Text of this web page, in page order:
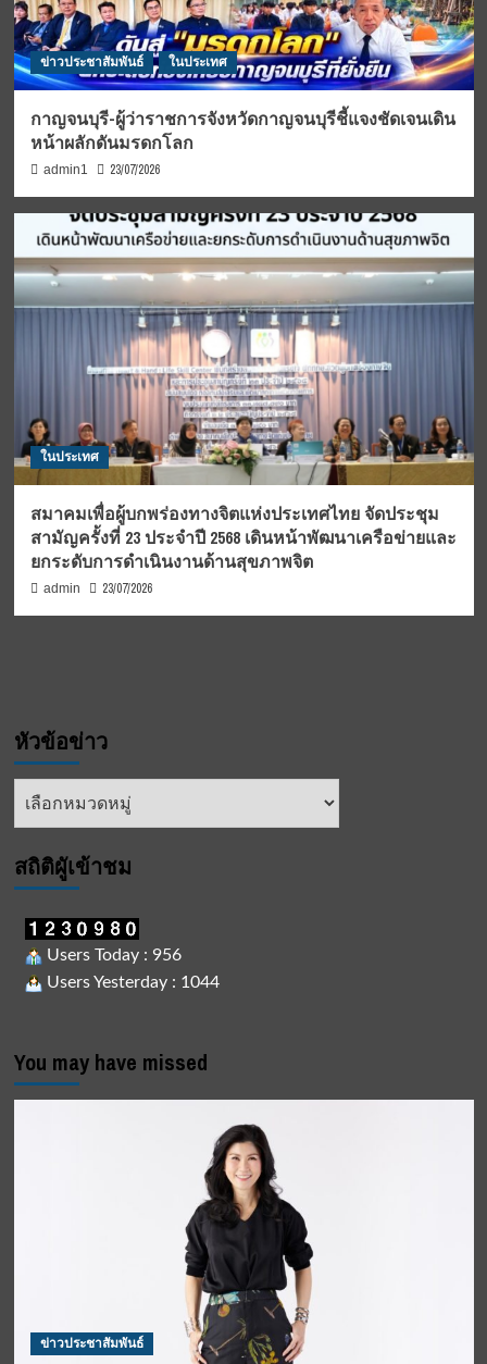
ข่าวประชาสัมพันธ์ ในประเทศ
กาญจนบุรี-ผู้ว่าราชการจังหวัดกาญจนบุรีชี้แจงชัดเจนเดิน
หน้าผลักดันมรดกโลก
admin1 23/07/2026
ในประเทศ
สมาคมเพื่อผู้บกพร่องทางจิตแห่งประเทศไทย จัดประชุม
สามัญครั้งที่ 23 ประจำปี 2568 เดินหน้าพัฒนาเครือข่ายและ
ยกระดับการดำเนินงานด้านสุขภาพจิต
admin 23/07/2026
หัวข้อข่าว
หัวข้อ
สถิติผูัเข้าชม
Users Today : 956
Users Yesterday : 1044
You may have missed
ข่าวประชาสัมพันธ์